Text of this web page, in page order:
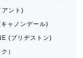
アント)
ャノンデール)
(ブリヂストン)
）